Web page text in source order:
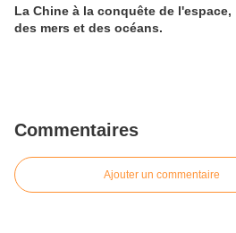
La Chine à la conquête de l'espace,
des mers et des océans.
Commentaires
Ajouter un commentaire